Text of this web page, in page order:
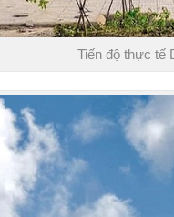
Tiến độ thực tế